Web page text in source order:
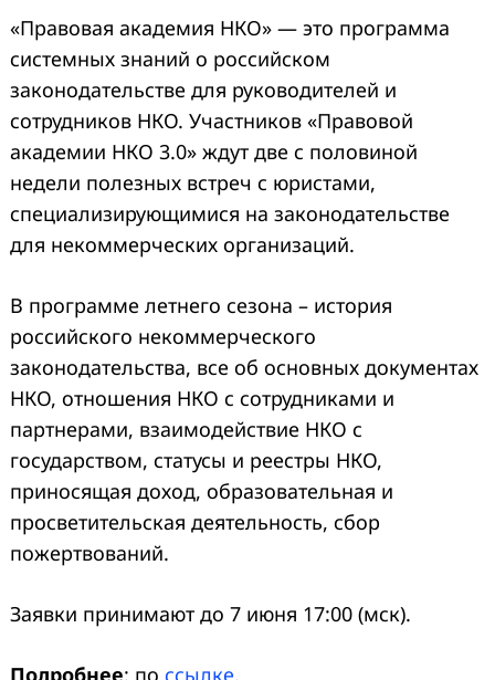
«Правовая академия НКО» — это программа
системных знаний о российском
законодательстве для руководителей и
сотрудников НКО. Участников «Правовой
академии НКО 3.0» ждут две с половиной
недели полезных встреч с юристами,
специализирующимися на законодательстве
для некоммерческих организаций.
В программе летнего сезона – история
российского некоммерческого
законодательства, все об основных документах
НКО, отношения НКО с сотрудниками и
партнерами, взаимодействие НКО с
государством, статусы и реестры НКО,
приносящая доход, образовательная и
просветительская деятельность, сбор
пожертвований.
Заявки принимают до 7 июня 17:00 (мск).